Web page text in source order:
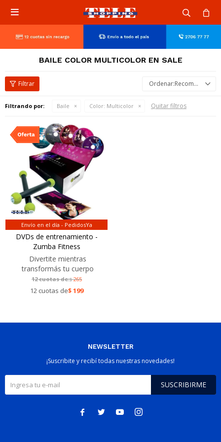

BAILE COLOR MULTICOLOR EN SALE
Recomendados
Filtrando por: Baile Color: Multicolor Quitar filtros
Envío en el día - PedidosYa
DVDs de entrenamiento -
Zumba Fitness
Divertite mientras
transformás tu cuerpo
12 cuotas de:$265
12 cuotas de$199
NEWSLETTER
¡Suscribite y recibí todas nuestras novedades!
SUSCRIBIRME
   